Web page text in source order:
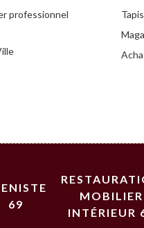
professionnel
69
MOBILIER
INTÉRIEUR